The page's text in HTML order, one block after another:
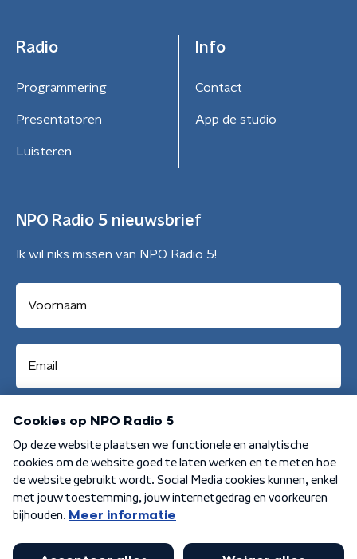
Radio
Programmering
Presentatoren
Luisteren
Info
Contact
App de studio
NPO Radio 5 nieuwsbrief
Ik wil niks missen van NPO Radio 5!
Aanmelden
Algemene voorwaarden Privacybeleid